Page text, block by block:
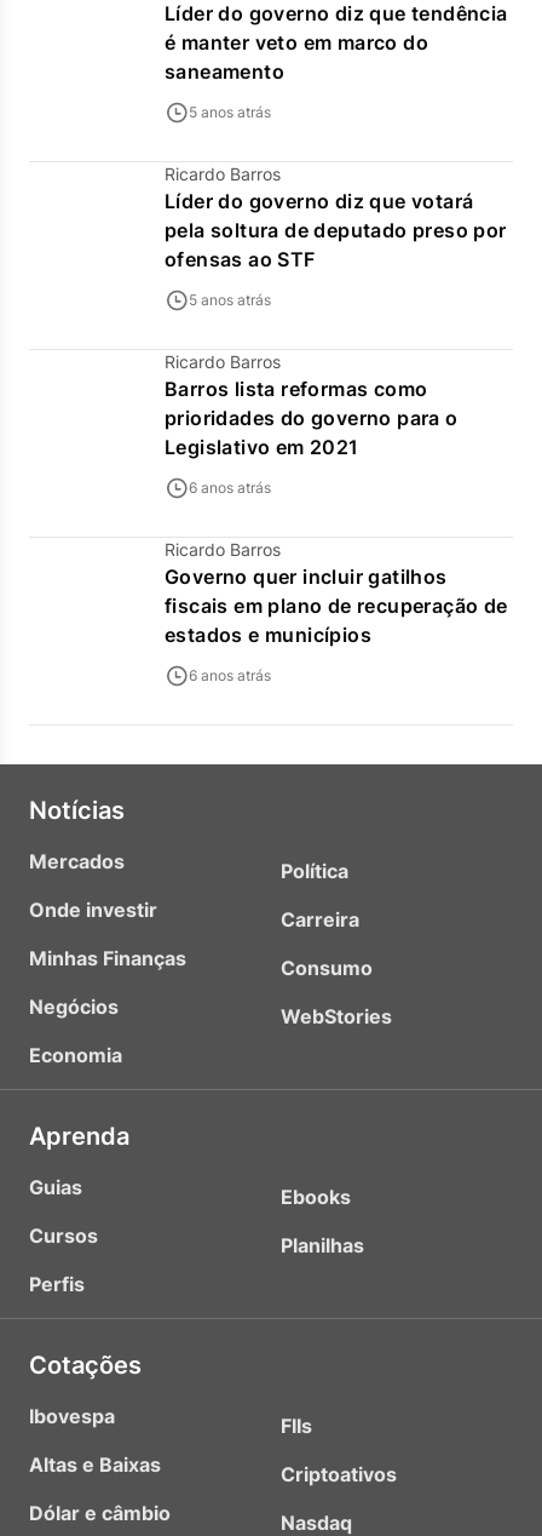
Líder do governo diz que tendência
é manter veto em marco do
saneamento
5 anos atrás
Ricardo Barros
Líder do governo diz que votará
pela soltura de deputado preso por
ofensas ao STF
5 anos atrás
Ricardo Barros
Barros lista reformas como
prioridades do governo para o
Legislativo em 2021
6 anos atrás
Ricardo Barros
Governo quer incluir gatilhos
fiscais em plano de recuperação de
estados e municípios
6 anos atrás
Notícias
Mercados
Onde investir
Minhas Finanças
Negócios
Economia
Política
Carreira
Consumo
WebStories
Aprenda
Guias
Cursos
Perfis
Ebooks
Planilhas
Cotações
Ibovespa
Altas e Baixas
Dólar e câmbio
FIIs
Criptoativos
Nasdaq